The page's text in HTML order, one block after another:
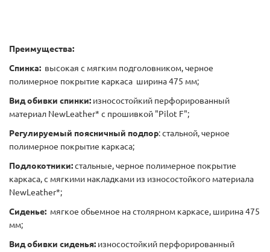
Преимущества:
Спинка: высокая с мягким подголовником, черное
полимерное покрытие каркаса ширина 475 мм;
Вид обивки спинки: износостойкий перфорированный
материал NewLeather* с прошивкой "Pilot F";
Регулируемый поясничный подпор: стальной, черное
полимерное покрытие каркаса;
Подлокотники:стальные, черное полимерное покрытие
каркаса, с мягкими накладками из износостойкого материала
NewLeather*;
Сиденье: мягкое обьемное на столярном каркасе, ширина 475
мм;
Вид обивки сиденья: износостойкий перфорированный